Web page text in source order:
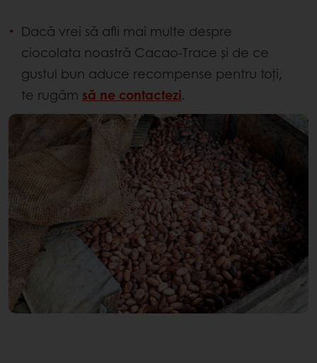
Dacă vrei să afli mai multe despre
ciocolata noastră Cacao-Trace și de ce
gustul bun aduce recompense pentru toți,
te rugăm să ne contactezi.